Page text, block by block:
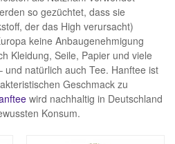
so gezüchtet, dass sie
der das High verursacht)
keine Anbaugenehmigung
Kleidung, Seile, Papier und viele
natürlich auch Tee. Hanftee ist
Geschmack zu
wird nachhaltig in Deutschland
Konsum.